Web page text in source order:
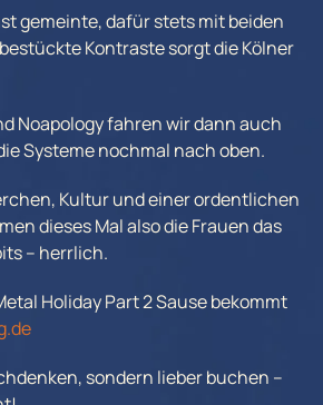
gemeinte, dafür stets mit beiden
Kontraste sorgt die Kölner
Noapology fahren wir dann auch
Systeme nochmal nach oben.
Kultur und einer ordentlichen
dieses Mal also die Frauen das
– herrlich.
Holiday Part 2 Sause bekommt
sondern lieber buchen –